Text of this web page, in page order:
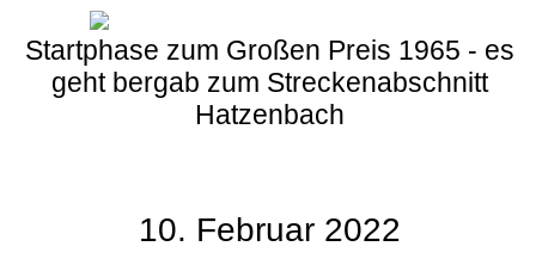
Startphase zum Großen Preis 1965 - es
geht bergab zum Streckenabschnitt
Hatzenbach
10. Februar 2022